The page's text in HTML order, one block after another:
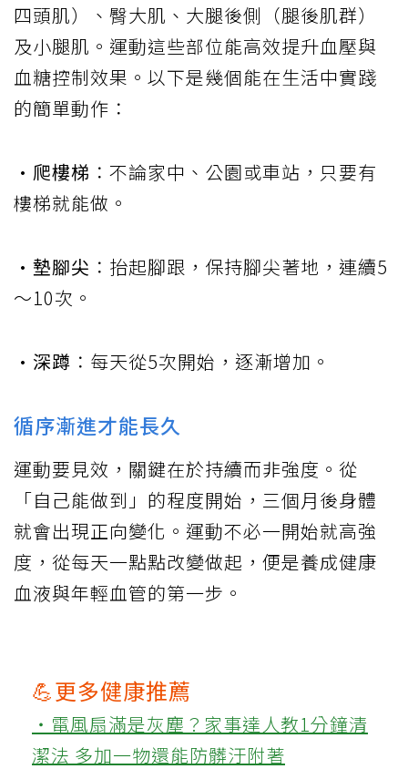
四頭肌）、臀大肌、大腿後側（腿後肌群）
及小腿肌。運動這些部位能高效提升血壓與
血糖控制效果。以下是幾個能在生活中實踐
的簡單動作：
•爬樓梯 ：不論家中、公園或車站，只要有
樓梯就能做。
•墊腳尖 ：抬起腳跟，保持腳尖著地，連續5
〜10次。
•深蹲 ：每天從5次開始，逐漸增加。
循序漸進才能長久
運動要見效，關鍵在於持續而非強度。從
「自己能做到」的程度開始，三個月後身體
就會出現正向變化。運動不必一開始就高強
度，從每天一點點改變做起，便是養成健康
血液與年輕血管的第一步。
💪更多健康推薦
‧電風扇滿是灰塵？家事達人教1分鐘清
潔法 多加一物還能防髒汙附著